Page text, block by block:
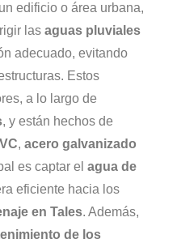
edificio o área urbana,
las aguas pluviales
adecuado, evitando
Estos
a lo largo de
, y están hechos de
, acero galvanizado
es captar el agua de
eficiente hacia los
en Tales. Además,
de los